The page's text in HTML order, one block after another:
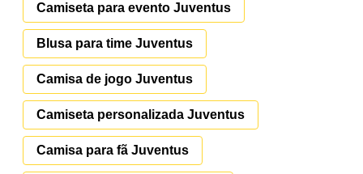
Camiseta para evento Juventus
Blusa para time Juventus
Camisa de jogo Juventus
Camiseta personalizada Juventus
Camisa para fã Juventus